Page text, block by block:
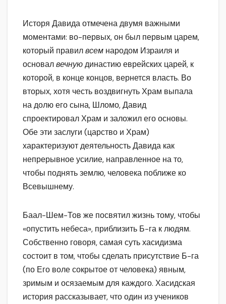
Исторя Давида отмечена двумя важными
моментами: во-первых, он был первым царем,
который правилвсем народом Израиля и
основалвечнуюдинастию еврейских царей, к
которой, в конце концов, вернется власть. Во
вторых, хотя честь воздвигнуть Храм выпала
на долю его сына, Шломо, Давид
спроектировал Храм и заложил его основы.
Обе эти заслуги (царство и Храм)
характеризуют деятельность Давида как
непрерывное усилие, направленное на то,
чтобы поднять землю, человека поближе ко
Всевышнему.
Баал-Шем-Тов же посвятил жизнь тому, чтобы
«опустить небеса», приблизить Б-га к людям.
Собственно говоря, самая суть хасидизма
состоит в том, чтобы сделать присутствие Б-га
(по Его воле сокрытое от человека) явным,
зримым и осязаемым для каждого. Хасидская
история рассказывает, что один из учеников